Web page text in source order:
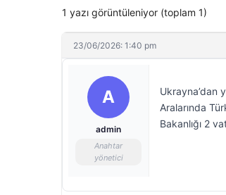
1 yazı görüntüleniyor (toplam 1)
23/06/2026: 1:40 pm
A
admin
Anahtar
yönetici
Ukrayna’dan
Aralarında
Bakanlığı 2